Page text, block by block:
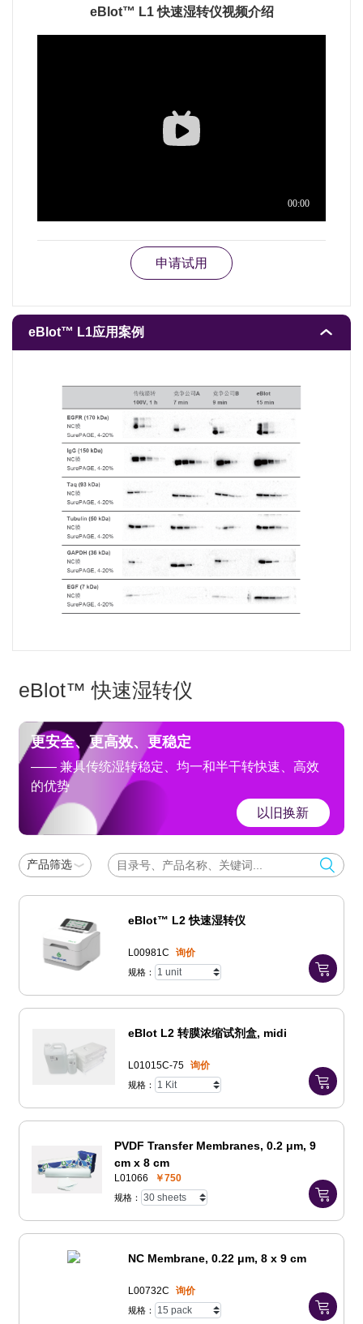
eBlot™ L1 快速湿转仪视频介绍
申请试用
eBlot™ L1应用案例
eBlot™ 快速湿转仪
更安全、更高效、更稳定
—— 兼具传统湿转稳定、均一和半干转快速、高效
的优势
以旧换新
产品筛选
eBlot™ L2 快速湿转仪
L00981C 询价
规格：
eBlot L2 转膜浓缩试剂盒, midi
L01015C-75 询价
规格：
PVDF Transfer Membranes, 0.2 μm, 9
cm x 8 cm
L01066 ￥750
规格：
NC Membrane, 0.22 μm, 8 x 9 cm
L00732C 询价
规格：